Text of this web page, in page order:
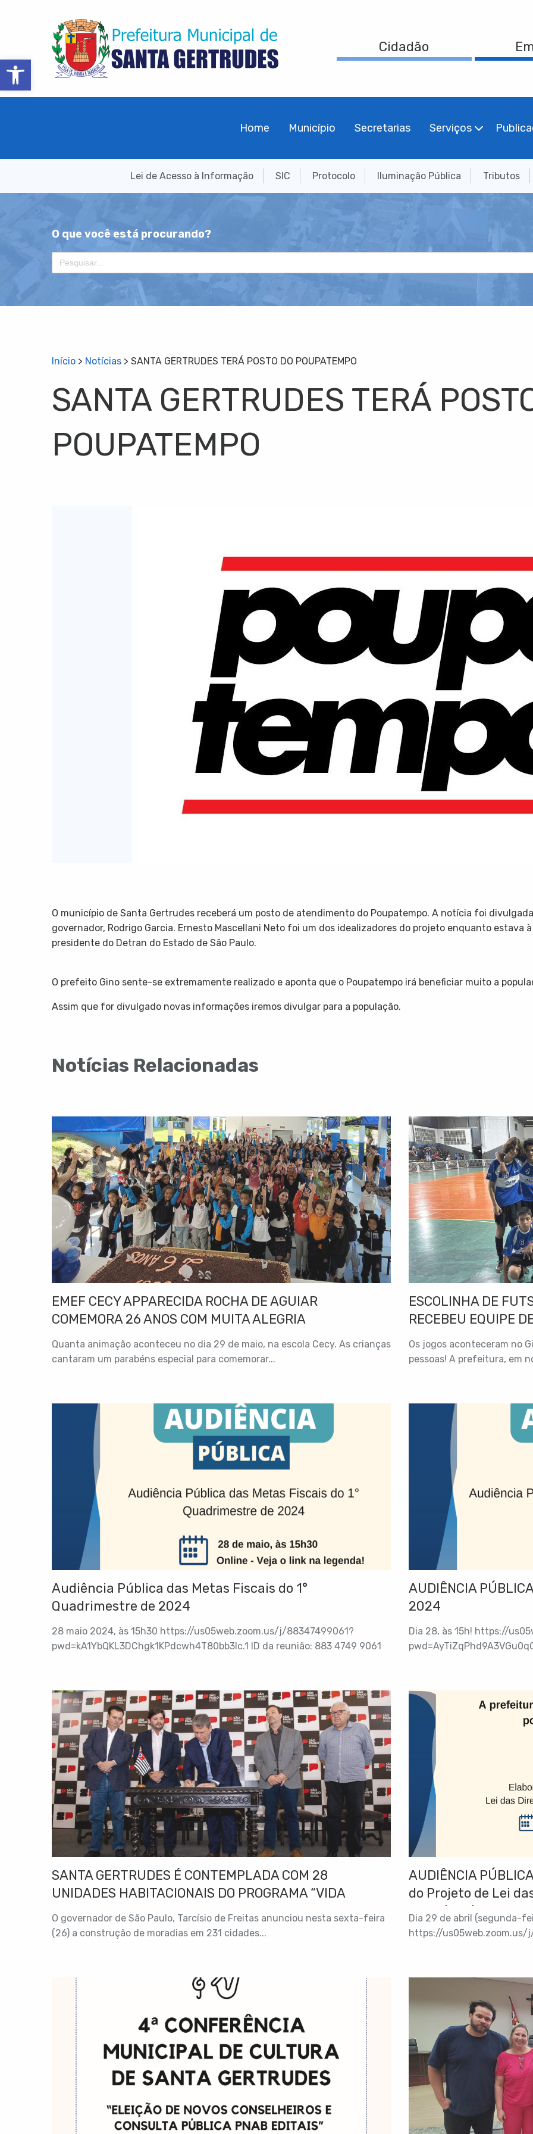
Barra de Ferramentas Aberta
Cidadão
Home Município Secretarias Serviços
Lei de Acesso à Informação SIC Protocolo Iluminação Pública Tributos
O que você está procurando?
Search
for:
Início > Notícias > SANTA GERTRUDES TERÁ POSTO DO POUPATEMPO
SANTA GERTRUDES TERÁ
POUPATEMPO
O município de Santa Gertrudes receberá um posto de atendimento do Poupatempo. A notícia foi
governador, Rodrigo Garcia. Ernesto Mascellani Neto foi um dos idealizadores do projeto enquanto estava
presidente do Detran do Estado de São Paulo.
O prefeito Gino sente-se extremamente realizado e aponta que o Poupatempo irá beneficiar muito a
Assim que for divulgado novas informações iremos divulgar para a população.
Notícias Relacionadas
EMEF CECY APPARECIDA ROCHA DE AGUIAR
COMEMORA 26 ANOS COM MUITA ALEGRIA
Quanta animação aconteceu no dia 29 de maio, na escola Cecy. As crianças
cantaram um parabéns especial para comemorar...
ESCOLINHA DE
RECEBEU EQUIPE
Os jogos aconteceram no
pessoas! A prefeitura, em
Audiência Pública das Metas Fiscais do 1°
Quadrimestre de 2024
28 maio 2024, às 15h30 https://us05web.zoom.us/j/88347499061?
pwd=kA1YbQKL3DChgk1KPdcwh4T80bb3lc.1 ID da reunião: 883 4749 9061
AUDIÊNCIA
2024
Dia 28, às 15h! https://
SANTA GERTRUDES É CONTEMPLADA COM 28
UNIDADES HABITACIONAIS DO PROGRAMA “VIDA
LONGA”
O governador de São Paulo, Tarcísio de Freitas anunciou nesta sexta-feira
(26) a construção de moradias em 231 cidades...
AUDIÊNCIA
do Projeto de Lei
2025 (LDO)
Dia 29 de abril (segunda-
https://us05web.zoom.us/